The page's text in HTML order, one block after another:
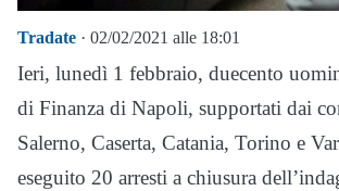
Tradate · 02/02/2021 alle 18:01
Ieri, lunedì 1 febbraio, duecento
di Finanza di Napoli, supportati dai
Salerno, Caserta, Catania, Torino e
eseguito 20 arresti a chiusura